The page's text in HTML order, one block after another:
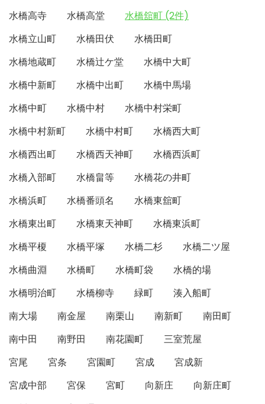
水橋高寺
水橋高堂
水橋舘町 (2件)
水橋立山町
水橋田伏
水橋田町
水橋地蔵町
水橋辻ケ堂
水橋中大町
水橋中新町
水橋中出町
水橋中馬場
水橋中町
水橋中村
水橋中村栄町
水橋中村新町
水橋中村町
水橋西大町
水橋西出町
水橋西天神町
水橋西浜町
水橋入部町
水橋畠等
水橋花の井町
水橋浜町
水橋番頭名
水橋東舘町
水橋東出町
水橋東天神町
水橋東浜町
水橋平榎
水橋平塚 水橋二杉
水橋二ツ屋
水橋曲淵
水橋町 水橋町袋
水橋的場
水橋明治町
水橋柳寺 緑町
湊入船町
南大場
南金屋 南栗山 南新町
南田町
南中田
南野田 南花園町
三室荒屋
宮尾
宮条 宮園町 宮成
宮成新
宮成中部
宮保 宮町 向新庄
向新庄町